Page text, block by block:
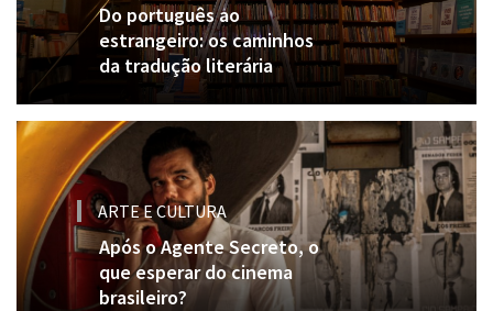
Do português ao
estrangeiro: os caminhos
da tradução literária
ARTE E CULTURA
Após o Agente Secreto, o
que esperar do cinema
brasileiro?